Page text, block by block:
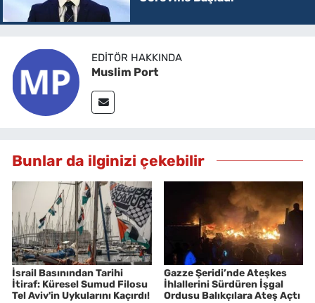
EDITÖR HAKKINDA
Muslim Port
Bunlar da ilginizi çekebilir
İsrail Basınından Tarihi
İtiraf: Küresel Sumud Filosu
Tel Aviv'in Uykularını Kaçırdı!
Gazze Şeridi’nde Ateşkes
İhlallerini Sürdüren İşgal
Ordusu Balıkçılara Ateş Açtı